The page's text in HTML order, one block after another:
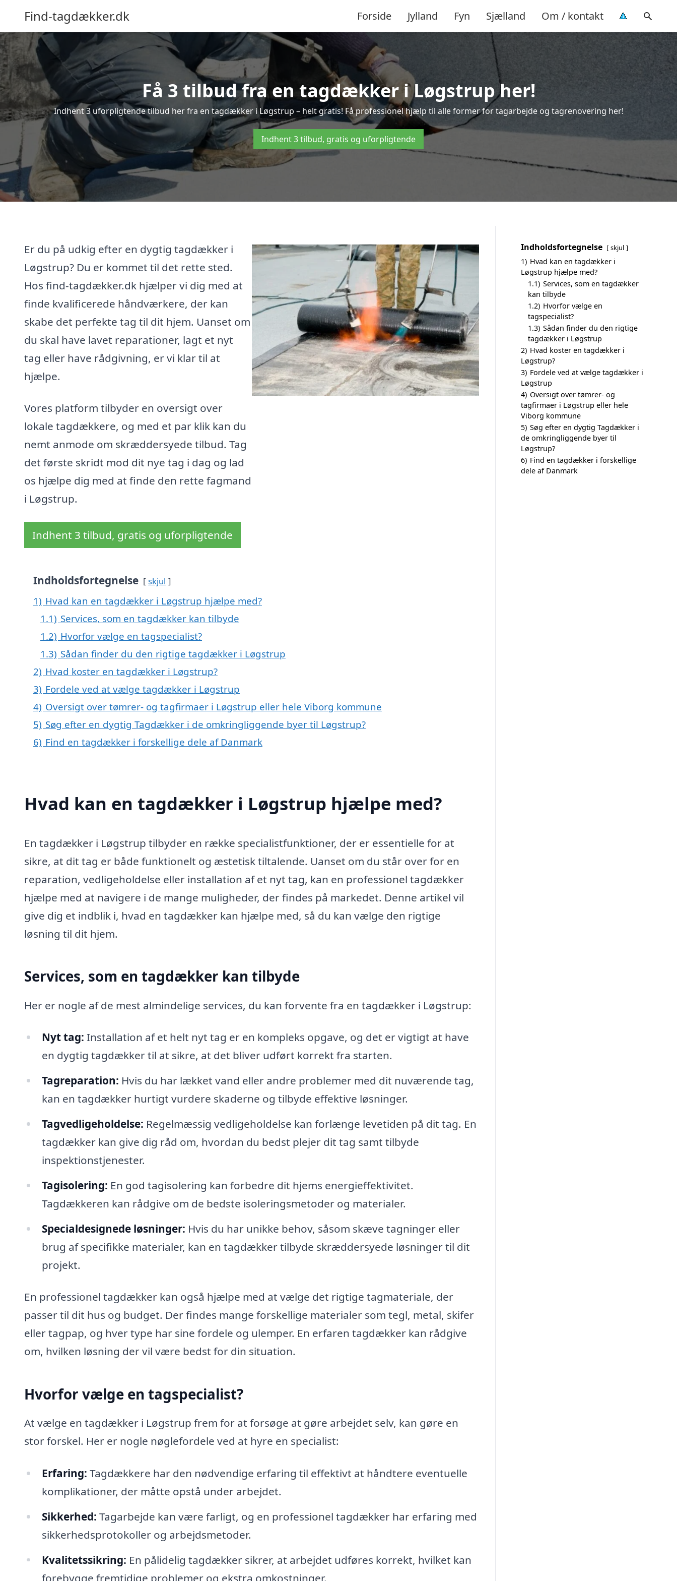
Find-tagdækker.dk Forside Jylland Fyn Sjælland Om / kontakt
Få 3 tilbud fra en tagdækker i Løgstrup her!
Indhent 3 uforpligtende tilbud her fra en tagdækker i Løgstrup – helt gratis! Få professionel hjælp til alle former for tagarbejde og tagrenovering her!
Indhent 3 tilbud, gratis og uforpligtende
Er du på udkig efter en dygtig tagdækker i
Løgstrup? Du er kommet til det rette sted.
Hos find-tagdækker.dk hjælper vi dig med at
finde kvalificerede håndværkere, der kan
skabe det perfekte tag til dit hjem. Uanset om
du skal have lavet reparationer, lagt et nyt
tag eller have rådgivning, er vi klar til at
hjælpe.
Vores platform tilbyder en oversigt over
lokale tagdækkere, og med et par klik kan du
nemt anmode om skræddersyede tilbud. Tag
det første skridt mod dit nye tag i dag og lad
os hjælpe dig med at finde den rette fagmand
i Løgstrup.
Indhent 3 tilbud, gratis og uforpligtende
Indholdsfortegnelse skjul
1) Hvad kan en tagdækker i Løgstrup hjælpe med?
1.1) Services, som en tagdækker kan tilbyde
1.2) Hvorfor vælge en tagspecialist?
1.3) Sådan finder du den rigtige tagdækker i Løgstrup
2) Hvad koster en tagdækker i Løgstrup?
3) Fordele ved at vælge tagdækker i Løgstrup
4) Oversigt over tømrer- og tagfirmaer i Løgstrup eller hele Viborg kommune
5) Søg efter en dygtig Tagdækker i de omkringliggende byer til Løgstrup?
6) Find en tagdækker i forskellige dele af Danmark
Hvad kan en tagdækker i Løgstrup hjælpe med?
En tagdækker i Løgstrup tilbyder en række specialistfunktioner, der er essentielle for at
sikre, at dit tag er både funktionelt og æstetisk tiltalende. Uanset om du står over for en
reparation, vedligeholdelse eller installation af et nyt tag, kan en professionel tagdækker
hjælpe med at navigere i de mange muligheder, der findes på markedet. Denne artikel vil
give dig et indblik i, hvad en tagdækker kan hjælpe med, så du kan vælge den rigtige
løsning til dit hjem.
Services, som en tagdækker kan tilbyde
Her er nogle af de mest almindelige services, du kan forvente fra en tagdækker i Løgstrup:
Nyt tag: Installation af et helt nyt tag er en kompleks opgave, og det er vigtigt at have
en dygtig tagdækker til at sikre, at det bliver udført korrekt fra starten.
Tagreparation: Hvis du har lækket vand eller andre problemer med dit nuværende tag,
kan en tagdækker hurtigt vurdere skaderne og tilbyde effektive løsninger.
Tagvedligeholdelse: Regelmæssig vedligeholdelse kan forlænge levetiden på dit tag. En
tagdækker kan give dig råd om, hvordan du bedst plejer dit tag samt tilbyde
inspektionstjenester.
Tagisolering: En god tagisolering kan forbedre dit hjems energieffektivitet.
Tagdækkeren kan rådgive om de bedste isoleringsmetoder og materialer.
Specialdesignede løsninger: Hvis du har unikke behov, såsom skæve tagninger eller
brug af specifikke materialer, kan en tagdækker tilbyde skræddersyede løsninger til dit
projekt.
En professionel tagdækker kan også hjælpe med at vælge det rigtige tagmateriale, der
passer til dit hus og budget. Der findes mange forskellige materialer som tegl, metal, skifer
eller tagpap, og hver type har sine fordele og ulemper. En erfaren tagdækker kan rådgive
om, hvilken løsning der vil være bedst for din situation.
Hvorfor vælge en tagspecialist?
At vælge en tagdækker i Løgstrup frem for at forsøge at gøre arbejdet selv, kan gøre en
stor forskel. Her er nogle nøglefordele ved at hyre en specialist:
Erfaring: Tagdækkere har den nødvendige erfaring til effektivt at håndtere eventuelle
komplikationer, der måtte opstå under arbejdet.
Sikkerhed: Tagarbejde kan være farligt, og en professionel tagdækker har erfaring med
sikkerhedsprotokoller og arbejdsmetoder.
Kvalitetssikring: En pålidelig tagdækker sikrer, at arbejdet udføres korrekt, hvilket kan
forebygge fremtidige problemer og ekstra omkostninger.
Indholdsfortegnelse skjul
1) Hvad kan en tagdækker i
Løgstrup hjælpe med?
1.1) Services, som en tagdækker
kan tilbyde
1.2) Hvorfor vælge en
tagspecialist?
1.3) Sådan finder du den rigtige
tagdækker i Løgstrup
2) Hvad koster en tagdækker i
Løgstrup?
3) Fordele ved at vælge tagdækker i
Løgstrup
4) Oversigt over tømrer- og
tagfirmaer i Løgstrup eller hele
Viborg kommune
5) Søg efter en dygtig Tagdækker i
de omkringliggende byer til
Løgstrup?
6) Find en tagdækker i forskellige
dele af Danmark